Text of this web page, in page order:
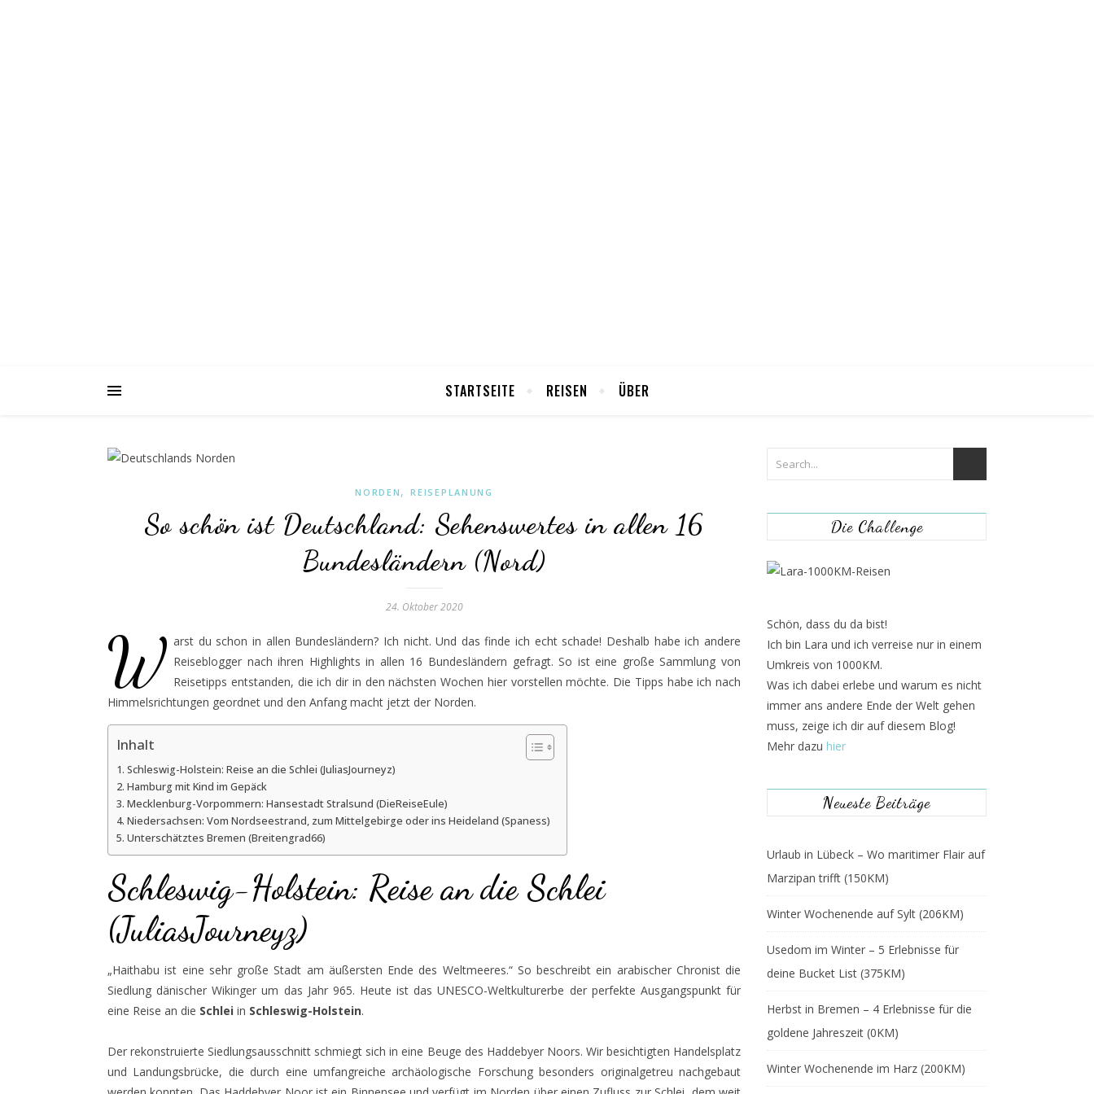
STARTSEITE REISEN ÜBER
NORDEN ,REISEPLANUNG
So schön ist Deutschland: Sehenswertes in allen 16
Bundesländern (Nord)
24. Oktober 2020
W arst du schon in allen Bundesländern? Ich nicht. Und das finde ich echt schade! Deshalb habe ich andere
Reiseblogger nach ihren Highlights in allen 16 Bundesländern gefragt. So ist eine große Sammlung von
Reisetipps entstanden, die ich dir in den nächsten Wochen hier vorstellen möchte. Die Tipps habe ich nach
Himmelsrichtungen geordnet und den Anfang macht jetzt der Norden.
Inhalt
Schleswig-Holstein: Reise an die Schlei (JuliasJourneyz)
Hamburg mit Kind im Gepäck
Mecklenburg-Vorpommern: Hansestadt Stralsund (DieReiseEule)
Niedersachsen: Vom Nordseestrand, zum Mittelgebirge oder ins Heideland (Spaness)
Unterschätztes Bremen (Breitengrad66)
Schleswig-Holstein: Reise an die Schlei
(JuliasJourneyz)
„Haithabu ist eine sehr große Stadt am äußersten Ende des Weltmeeres.“ So beschreibt ein arabischer Chronist die
Siedlung dänischer Wikinger um das Jahr 965. Heute ist das UNESCO-Weltkulturerbe der perfekte Ausgangspunkt für
eine Reise an die Schlei in Schleswig-Holstein.
Der rekonstruierte Siedlungsausschnitt schmiegt sich in eine Beuge des Haddebyer Noors. Wir besichtigten Handelsplatz
und Landungsbrücke, die durch eine umfangreiche archäologische Forschung besonders originalgetreu nachgebaut
Die Challenge
Schön, dass du da bist!
Ich bin Lara und ich verreise nur in einem
Umkreis von 1000KM.
Was ich dabei erlebe und warum es nicht
immer ans andere Ende der Welt gehen
muss, zeige ich dir auf diesem Blog!
Mehr dazu hier
Neueste Beiträge
Urlaub in Lübeck – Wo maritimer Flair auf
Marzipan trifft (150KM)
Winter Wochenende auf Sylt (206KM)
Usedom im Winter – 5 Erlebnisse für
deine Bucket List (375KM)
Herbst in Bremen – 4 Erlebnisse für die
goldene Jahreszeit (0KM)
Winter Wochenende im Harz (200KM)